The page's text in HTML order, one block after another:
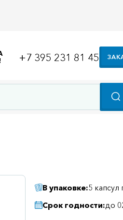
+7 395 231 81 45
В упаковке:5 капсул
Срок годности:до